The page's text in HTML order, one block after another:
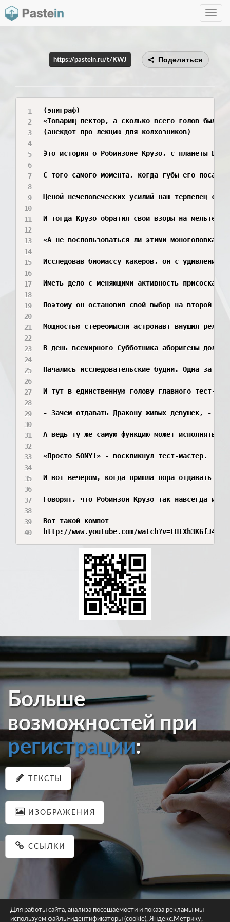
Toggle
https://pastein.ru/t/KWJ Поделиться
(эпиграф)
«Товарищ лектор, а сколько всего голов было у
(анекдот про лекцию для колхозников)
Это история о Робинзоне Крузо, с планеты
С того самого момента, когда губы его
Ценой нечеловеческих усилий наш терпелец
И тогда Крузо обратил свои взоры на
«А не воспользоваться ли этими
Исследовав биомассу какеров, он с
Иметь дело с меняющими активность
Поэтому он остановил свой выбор на второй
Мощностью стереомысли астронавт внушил
В день всемирного Субботника аборигены
Начались исследовательские будни. Одна за
И тут в единственную голову главного тест-
- Зачем отдавать Дракону живых девушек, -
А ведь ту же самую функцию может исполнять
«Просто SONY!» - воскликнул тест-мастер.
И вот вечером, когда пришла пора отдавать
Говорят, что Робинзон Крузо так навсегда и
Вот такой компот
Больше
возможностей при
регистрации:
ТЕКСТЫ
ИЗОБРАЖЕНИЯ
ССЫЛКИ
Для работы сайта, анализа посещаемости и показа рекламы мы
используем файлы-идентификаторы (cookie), Яндекс.Метрику,